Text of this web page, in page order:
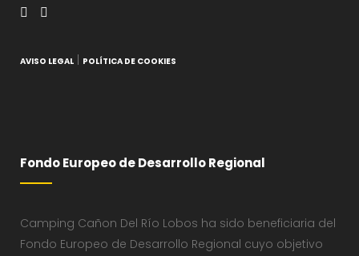
AVISO LEGAL POLÍTICA DE COOKIES
Fondo Europeo de Desarrollo Regional
Camping Cañon Del Río Lobos ha sido beneficiaria del
Fondo Europeo de Desarrollo Regional cuyo objetivo